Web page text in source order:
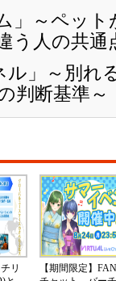
」～ペッ
う人の共通
ル」～別れ
判断基準～
リ
【期間限定】